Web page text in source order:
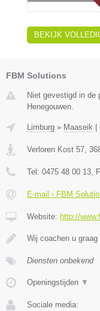
BEKIJK
FBM Solutions
Niet gevestigd in de
Henegouwen.
Limburg » Maaseik
Verloren Kost 57
Tel: 0475 48 00 13 ,
E-mail › FBM
Website: http://
Wij coachen u
Diensten onbekend
Openingstijden ▼
Sociale media: